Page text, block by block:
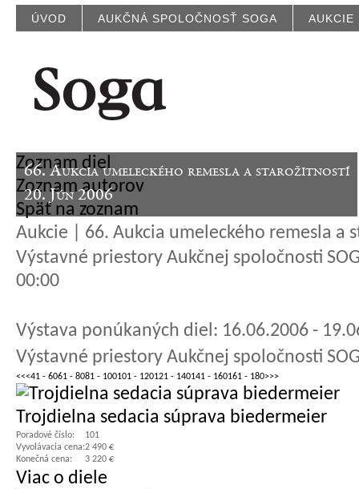
ÚVOD AUKČNÁ SPOLOČNOSŤ SOGA AUKCIE
66. Aukcia umeleckého remesla a starožitností
20. Jún 2006
Zoznam diel
Zoznam autorov
Späť na zoznam
Aukcie | 66. Aukcia umeleckého remesla a
Výstavné priestory Aukčnej spoločnosti
00:00
Výstava ponúkaných diel: 16.06.2006 -
Výstavné priestory Aukčnej spoločnosti
<<<41 - 6061 - 8081 - 100101 - 120121 - 140141 - 160161 - 180>>>
Trojdielna sedacia súprava biedermeier
Poradové číslo:
101
Vyvolávacia cena:2 490 €
Konečná cena:
3 220 €
Viac o diele